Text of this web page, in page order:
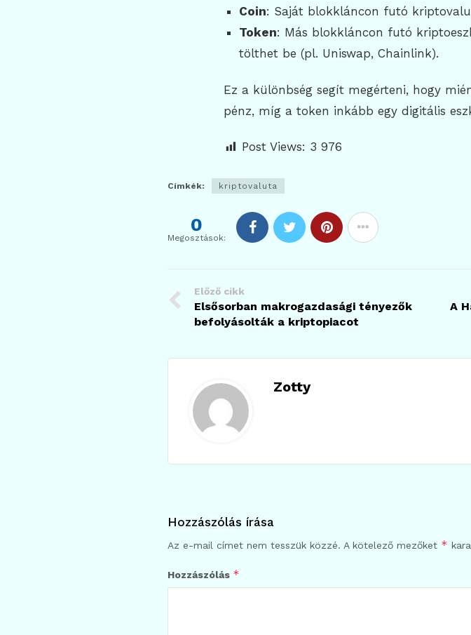
Coin: Saját blokkláncon futó
Token: Más blokkláncon futó
tölthet be (pl. Uniswap, Chainlink).
Ez a különbség segít megérteni, hogy
pénz, míg a token inkább egy digitális
Post Views: 3 976
Címkék: kriptovaluta
0
Megosztások:
Előző cikk
Elsősorban makrogazdasági tényezők
befolyásolták a kriptopiacot
A
Zotty
Hozzászólás írása
Az e-mail címet nem tesszük közzé. A kötelező mezőket *
Hozzászólás *